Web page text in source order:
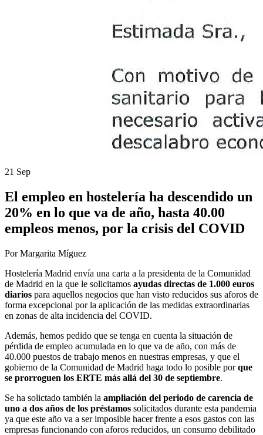
21 Sep
El empleo en hostelería ha descendido un
20% en lo que va de año, hasta 40.00
empleos menos, por la crisis del COVID
Por Margarita Míguez
Hostelería Madrid envía una carta a la presidenta de la Comunidad
de Madrid en la que le solicitamos ayudas directas de 1.000 euros
diarios para aquellos negocios que han visto reducidos sus aforos de
forma excepcional por la aplicación de las medidas extraordinarias
en zonas de alta incidencia del COVID.
Además, hemos pedido que se tenga en cuenta la situación de
pérdida de empleo acumulada en lo que va de año, con más de
40.000 puestos de trabajo menos en nuestras empresas, y que el
gobierno de la Comunidad de Madrid haga todo lo posible porque
se prorroguen los ERTE más allá del 30 de septiembre.
Se ha solictado también la ampliación del periodo de carencia de
uno a dos años de los préstamos solicitados durante esta pandemia
ya que este año va a ser imposible hacer frente a esos gastos con las
empresas funcionando con aforos reducidos, un consumo debilitado